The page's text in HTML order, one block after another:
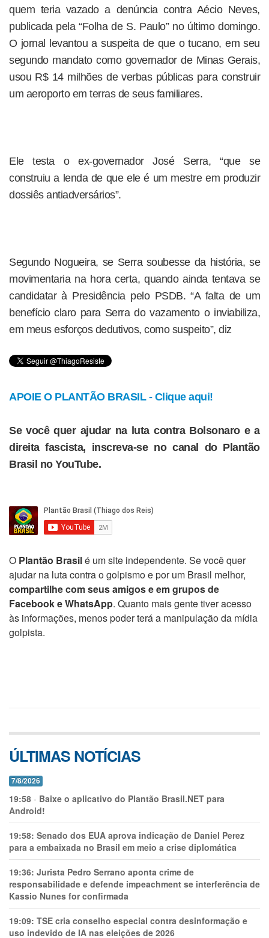
quem teria vazado a denúncia contra Aécio Neves,
publicada pela “Folha de S. Paulo” no último domingo.
O jornal levantou a suspeita de que o tucano, em seu
segundo mandato como governador de Minas Gerais,
usou R$ 14 milhões de verbas públicas para construir
um aeroporto em terras de seus familiares.
Ele testa o ex-governador José Serra, “que se
construiu a lenda de que ele é um mestre em produzir
dossiês antiadversários”.
Segundo Nogueira, se Serra soubesse da história, se
movimentaria na hora certa, quando ainda tentava se
candidatar à Presidência pelo PSDB. “A falta de um
benefício claro para Serra do vazamento o inviabiliza,
em meus esforços dedutivos, como suspeito”, diz
APOIE O PLANTÃO BRASIL - Clique aqui!
Se você quer ajudar na luta contra Bolsonaro e a
direita fascista, inscreva-se no canal do Plantão
Brasil no YouTube.
O Plantão Brasilé um site independente. Se você quer
ajudar na luta contra o golpismo e por um Brasil melhor,
compartilhe com seus amigos e em grupos de
Facebook e WhatsApp. Quanto mais gente tiver acesso
às informações, menos poder terá a manipulação da mídia
golpista.
ÚLTIMAS NOTÍCIAS
7/8/2026
19:58 - Baixe o aplicativo do Plantão Brasil.NET para
Android!
19:58: Senado dos EUA aprova indicação de Daniel Perez
para a embaixada no Brasil em meio a crise diplomática
19:36: Jurista Pedro Serrano aponta crime de
responsabilidade e defende impeachment se interferência de
Kassio Nunes for confirmada
19:09: TSE cria conselho especial contra desinformação e
uso indevido de IA nas eleições de 2026